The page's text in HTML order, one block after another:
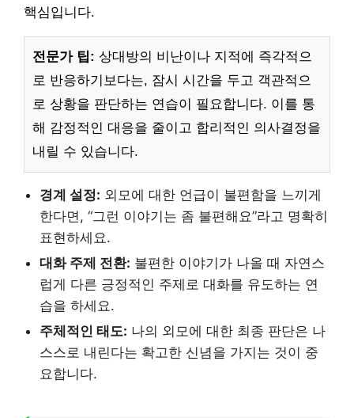
핵심입니다.
전문가 팁: 상대방의 비난이나 지적에 즉각적으
로 반응하기보다는, 잠시 시간을 두고 객관적으
로 상황을 판단하는 연습이 필요합니다. 이를 통
해 감정적인 대응을 줄이고 합리적인 의사결정을
내릴 수 있습니다.
경계 설정: 외모에 대한 언급이 불편함을 느끼게
한다면, “그런 이야기는 좀 불편해요”라고 명확히
표현하세요.
대화 주제 전환: 불편한 이야기가 나올 때 자연스
럽게 다른 긍정적인 주제로 대화를 유도하는 연
습을 하세요.
주체적인 태도: 나의 외모에 대한 최종 판단은 나
스스로 내린다는 확고한 신념을 가지는 것이 중
요합니다.